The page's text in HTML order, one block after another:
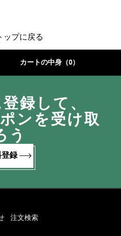
ップに戻る
カートの中身（0）
登録して、
ポンを受け取
う
登録
注文検索